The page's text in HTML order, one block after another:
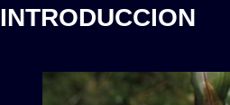
INTRODUCCION